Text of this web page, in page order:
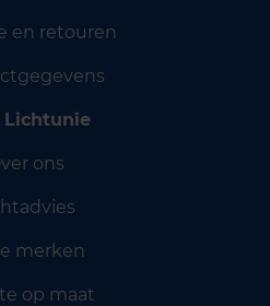
en retouren
Lichtunie
ons
merken
op maat